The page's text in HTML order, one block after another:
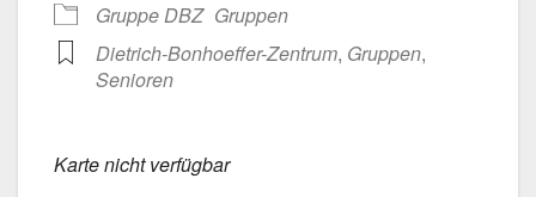
Grup­pe DBZ Grup­pen
Dietrich-Bonhoeffer-Zentrum, Grup­pen,
Senio­ren
Kar­te nicht ver­füg­bar